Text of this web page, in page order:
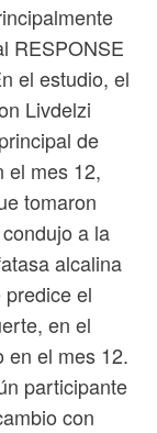
RESPONSE
el estudio, el
Livdelzi
de
el mes 12,
tomaron
a la
alcalina
el
en el
en el mes 12.
participante
con